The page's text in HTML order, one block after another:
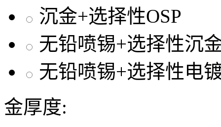
沉金+选择性OSP
无铅喷锡+选择性沉
无铅喷锡+选择性电
金厚度: